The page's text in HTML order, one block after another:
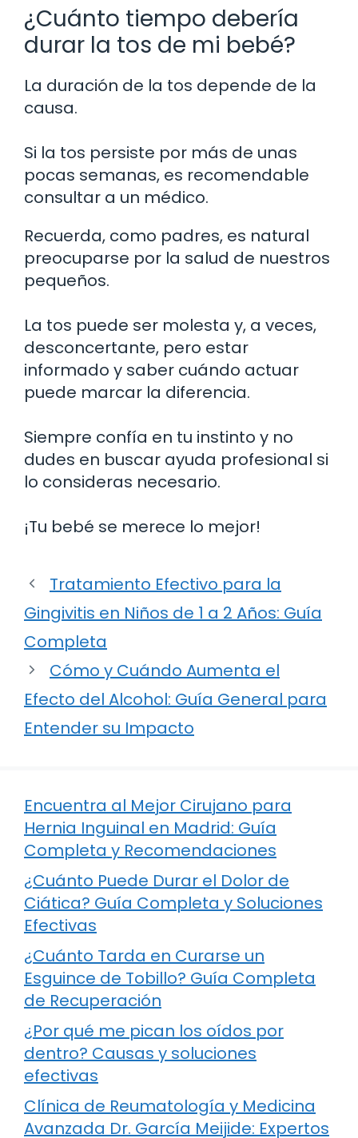
¿Cuánto tiempo debería
durar la tos de mi bebé?
La duración de la tos depende de la
causa.
Si la tos persiste por más de unas
pocas semanas, es recomendable
consultar a un médico.
Recuerda, como padres, es natural
preocuparse por la salud de nuestros
pequeños.
La tos puede ser molesta y, a veces,
desconcertante, pero estar
informado y saber cuándo actuar
puede marcar la diferencia.
Siempre confía en tu instinto y no
dudes en buscar ayuda profesional si
lo consideras necesario.
¡Tu bebé se merece lo mejor!
Tratamiento Efectivo para la
Gingivitis en Niños de 1 a 2 Años: Guía
Completa
Cómo y Cuándo Aumenta el
Efecto del Alcohol: Guía General para
Entender su Impacto
Encuentra al Mejor Cirujano para
Hernia Inguinal en Madrid: Guía
Completa y Recomendaciones
¿Cuánto Puede Durar el Dolor de
Ciática? Guía Completa y Soluciones
Efectivas
¿Cuánto Tarda en Curarse un
Esguince de Tobillo? Guía Completa
de Recuperación
¿Por qué me pican los oídos por
dentro? Causas y soluciones
efectivas
Clínica de Reumatología y Medicina
Avanzada Dr. García Meijide: Expertos